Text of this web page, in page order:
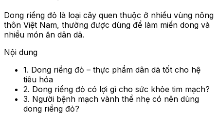
Dong riềng đỏ là loại cây quen thuộc ở nhiều vùng nông
thôn Việt Nam, thường được dùng để làm miến dong và
nhiều món ăn dân dã.
Nội dung
1. Dong riềng đỏ – thực phẩm dân dã tốt cho hệ
tiêu hóa
2. Dong riềng đỏ có lợi gì cho sức khỏe tim mạch?
3. Người bệnh mạch vành thể nhẹ có nên dùng
dong riềng đỏ?